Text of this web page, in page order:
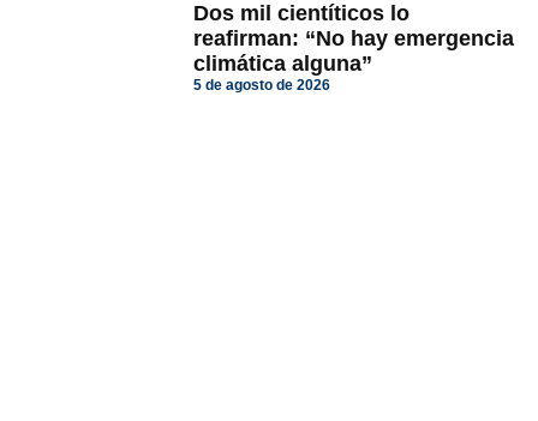
Dos mil cientíticos lo
reafirman: “No hay emergencia
climática alguna”
5 de agosto de 2026